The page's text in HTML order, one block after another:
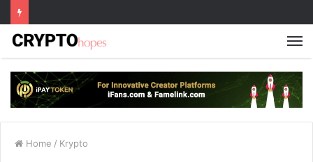
Home / Krypto